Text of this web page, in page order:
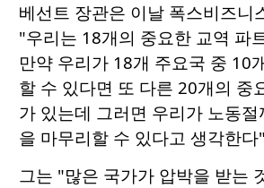
베선트 장관은 이날 폭스비즈니
"우리는 18개의 중요한 교역 파
만약 우리가 18개 주요국 중 10
할 수 있다면 또 다른 20개의 중
가 있는데 그러면 우리가 노동
을 마무리할 수 있다고 생각한
그는 "많은 국가가 압박을 받는